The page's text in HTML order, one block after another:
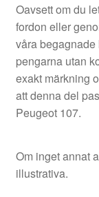
Oavsett om du
fordon eller
våra begagnade
pengarna utan
exakt märkning
att denna del
Peugeot 107.
Om inget annat
illustrativa.